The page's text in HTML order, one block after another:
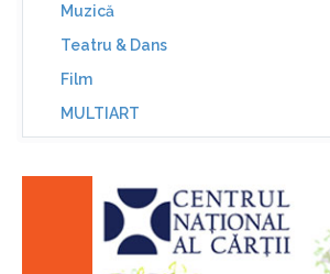
Muzică
Teatru & Dans
Film
MULTIART